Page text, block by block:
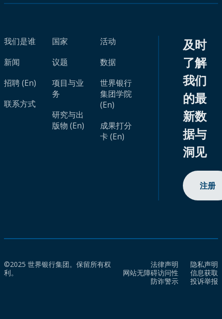
我们是谁
新闻
招聘 (En)
联系方式
国家
议题
项目与业
务
研究与出
版物 (En)
活动
数据
世界银行
集团学院
(En)
成果打分
卡 (En)
及时
了解
我们
的最
新数
据与
洞见
注册
©2025 世界银行集团。保留所有权
利。
法律声明
隐私声明
网站无障碍访问性
信息获取
防诈警示
投诉举报